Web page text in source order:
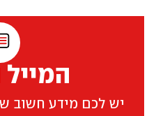
יש לכם מידע חשוב